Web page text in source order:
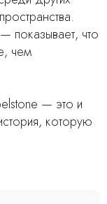
показывает, что
чем
— это и
которую